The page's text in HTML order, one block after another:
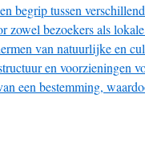
begrip tussen
zowel bezoekers als
van natuurlijke en
en voorzieningen
een bestemming,